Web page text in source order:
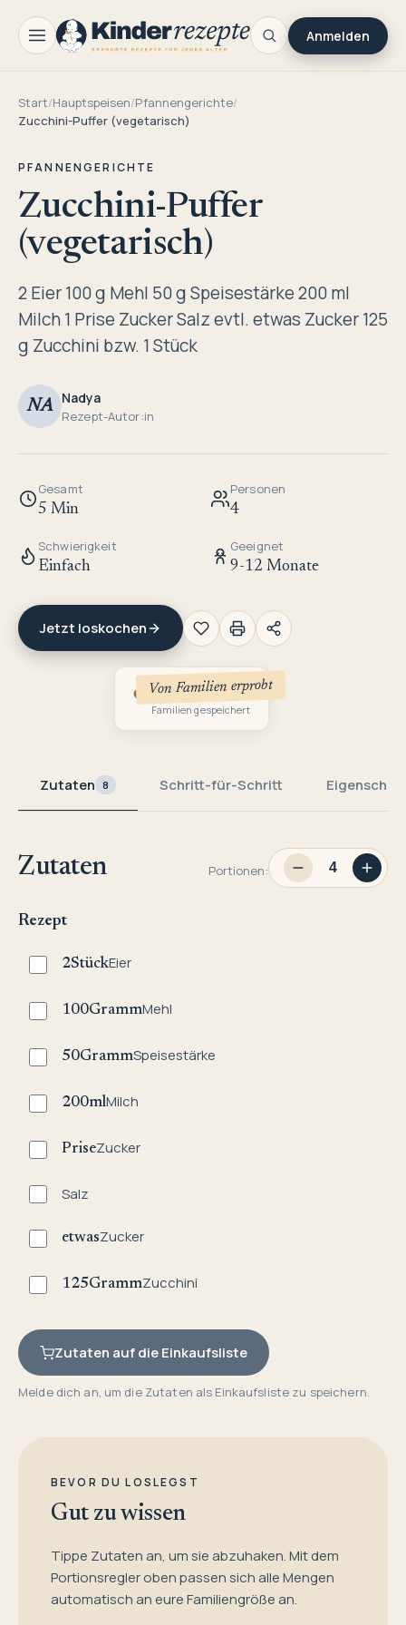
Anmelden
Start/Hauptspeisen/Pfannengerichte/
Zucchini-Puffer (vegetarisch)
PFANNENGERICHTE
Zucchini-Puffer
(vegetarisch)
2 Eier 100 g Mehl 50 g Speisestärke 200 ml
Milch 1 Prise Zucker Salz evtl. etwas Zucker 125
g Zucchini bzw. 1 Stück
NA Nadya
Rezept-Autor:in
Gesamt
5 Min
Personen
4
Schwierigkeit
Einfach
Geeignet
9-12 Monate
Jetzt loskochen
Von Familien erprobt
1
Familien gespeichert
Zutaten 8 Schritt-für-Schritt
Zutaten Portionen:
Rezept
2StückEier
100GrammMehl
50GrammSpeisestärke
200mlMilch
PriseZucker
Salz
etwasZucker
125GrammZucchini
Zutaten auf die Einkaufsliste
Melde dich an, um die Zutaten als Einkaufsliste zu speichern.
BEVOR DU LOSLEGST
Gut zu wissen
Tippe Zutaten an, um sie abzuhaken. Mit dem
Portionsregler oben passen sich alle Mengen
automatisch an eure Familiengröße an.